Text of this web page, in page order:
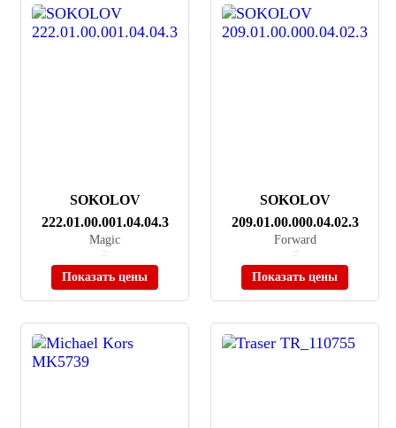
SOKOLOV
222.01.00.001.04.04.3
Magic
Показать цены
SOKOLOV
209.01.00.000.04.02.3
Forward
Показать цены